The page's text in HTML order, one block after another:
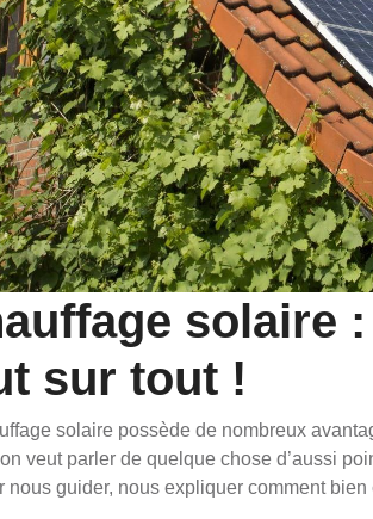
solaire
sur tout !
solaire possède de nombreux
veut parler de quelque chose d’aussi
nous guider, nous expliquer comment